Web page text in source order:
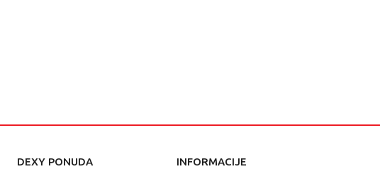
DEXY PONUDA INFORMACIJE